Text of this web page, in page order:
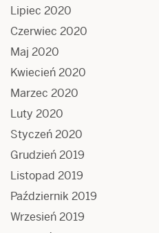
Lipiec 2020
Czerwiec 2020
Maj 2020
Kwiecień 2020
Marzec 2020
Luty 2020
Styczeń 2020
Grudzień 2019
Listopad 2019
Październik 2019
Wrzesień 2019